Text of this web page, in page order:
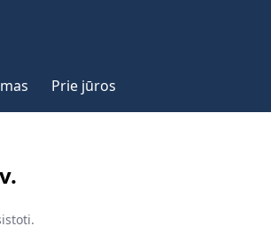
Prie jūros